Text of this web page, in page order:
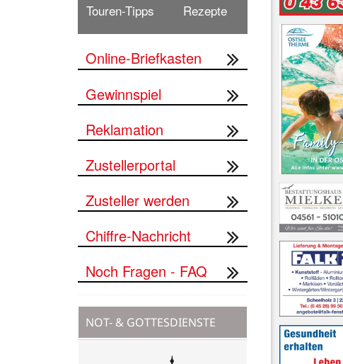
Touren-Tipps Rezepte
Online-Briefkasten
Gewinnspiel
Reklamation
Zustellerportal
Zusteller werden
Chiffre-Nachricht
Noch Fragen - FAQ
NOT- & GOTTESDIENSTE